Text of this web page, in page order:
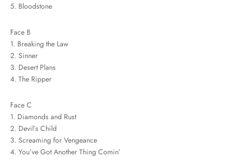
5. Bloodstone
Face B
1. Breaking the Law
2. Sinner
3. Desert Plans
4. The Ripper
Face C
1. Diamonds and Rust
2. Devil’s Child
3. Screaming for Vengeance
4. You’ve Got Another Thing Comin’